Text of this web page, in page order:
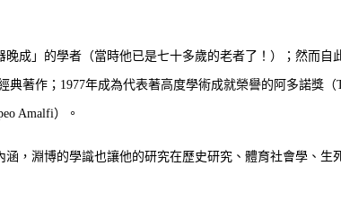
成」的學者（當時他已是七十多歲的老者了！）；然而
典著作；1977年成為代表著高度學術成就榮譽的阿多諾獎
Amalfi）。
，淵博的學識也讓他的研究在歷史研究、體育社會學、